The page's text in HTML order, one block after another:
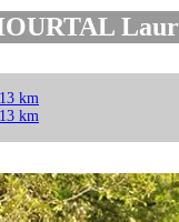
km
km